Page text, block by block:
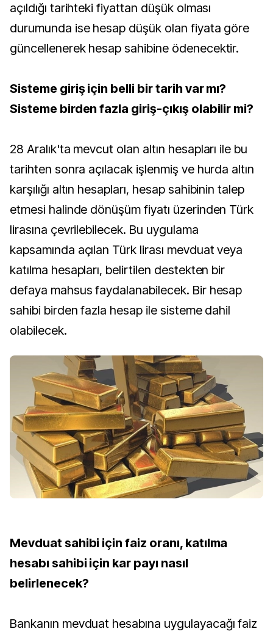
açıldığı tarihteki fiyattan düşük olması
durumunda ise hesap düşük olan fiyata göre
güncellenerek hesap sahibine ödenecektir.
Sisteme giriş için belli bir tarih var mı?
Sisteme birden fazla giriş-çıkış olabilir mi?
28 Aralık'ta mevcut olan altın hesapları ile bu
tarihten sonra açılacak işlenmiş ve hurda altın
karşılığı altın hesapları, hesap sahibinin talep
etmesi halinde dönüşüm fiyatı üzerinden Türk
lirasına çevrilebilecek. Bu uygulama
kapsamında açılan Türk lirası mevduat veya
katılma hesapları, belirtilen destekten bir
defaya mahsus faydalanabilecek. Bir hesap
sahibi birden fazla hesap ile sisteme dahil
olabilecek.
Mevduat sahibi için faiz oranı, katılma
hesabı sahibi için kar payı nasıl
belirlenecek?
Bankanın mevduat hesabına uygulayacağı faiz